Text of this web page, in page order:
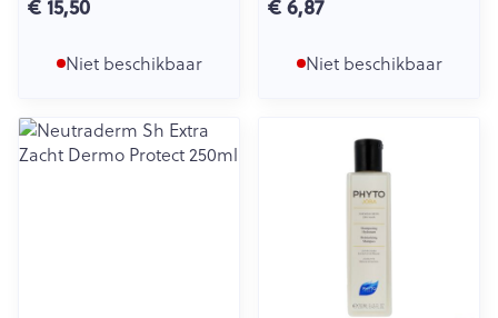
€ 15,50
Niet beschikbaar
€ 6,87
Niet beschikbaar